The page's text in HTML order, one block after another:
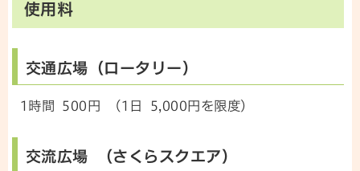
使用料
交通広場（ロータリー）
1時間 500円 （1日 5,000円を限度）
交流広場 （さくらスクエア）